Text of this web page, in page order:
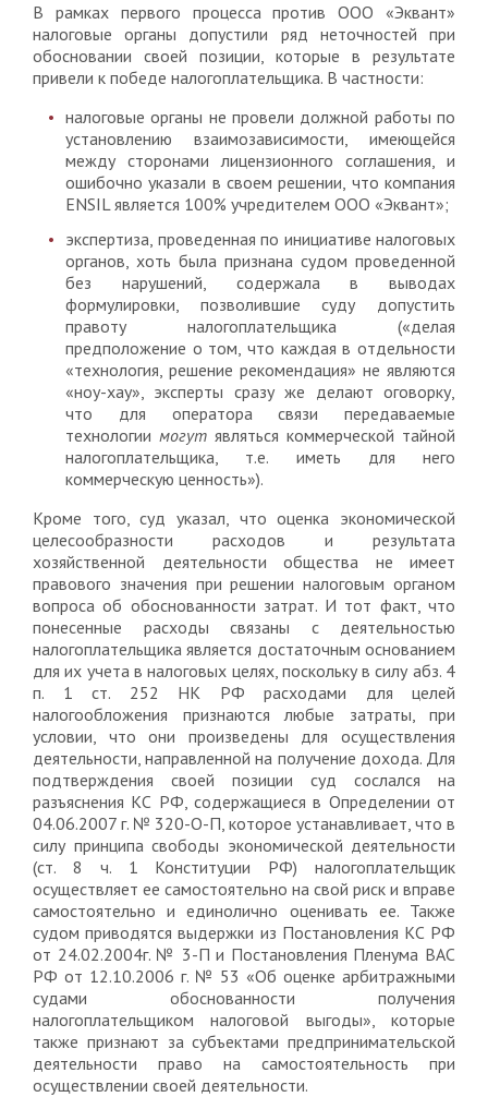
В рамках первого процесса против ООО «Эквант»
налоговые органы допустили ряд неточностей при
обосновании своей позиции, которые в результате
привели к победе налогоплательщика. В частности:
налоговые органы не провели должной работы по
установлению взаимозависимости, имеющейся
между сторонами лицензионного соглашения, и
ошибочно указали в своем решении, что компания
ENSIL является 100% учредителем ООО «Эквант»;
экспертиза, проведенная по инициативе налоговых
органов, хоть была признана судом проведенной
без нарушений, содержала в выводах
формулировки, позволившие суду допустить
правоту налогоплательщика («делая
предположение о том, что каждая в отдельности
«технология, решение рекомендация» не являются
«ноу-хау», эксперты сразу же делают оговорку,
что для оператора связи передаваемые
технологии могут являться коммерческой тайной
налогоплательщика, т.е. иметь для него
коммерческую ценность»).
Кроме того, суд указал, что оценка экономической
целесообразности расходов и результата
хозяйственной деятельности общества не имеет
правового значения при решении налоговым органом
вопроса об обоснованности затрат. И тот факт, что
понесенные расходы связаны с деятельностью
налогоплательщика является достаточным основанием
для их учета в налоговых целях, поскольку в силу абз. 4
п. 1 ст. 252 НК РФ расходами для целей
налогообложения признаются любые затраты, при
условии, что они произведены для осуществления
деятельности, направленной на получение дохода. Для
подтверждения своей позиции суд сослался на
разъяснения КС РФ, содержащиеся в Определении от
04.06.2007 г. № 320-О-П, которое устанавливает, что в
силу принципа свободы экономической деятельности
(ст. 8 ч. 1 Конституции РФ) налогоплательщик
осуществляет ее самостоятельно на свой риск и вправе
самостоятельно и единолично оценивать ее. Также
судом приводятся выдержки из Постановления КС РФ
от 24.02.2004г. № 3-П и Постановления Пленума ВАС
РФ от 12.10.2006 г. № 53 «Об оценке арбитражными
судами обоснованности получения
налогоплательщиком налоговой выгоды», которые
также признают за субъектами предпринимательской
деятельности право на самостоятельность при
осуществлении своей деятельности.